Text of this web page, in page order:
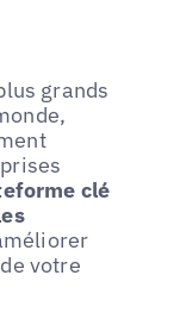
grands
clé
votre